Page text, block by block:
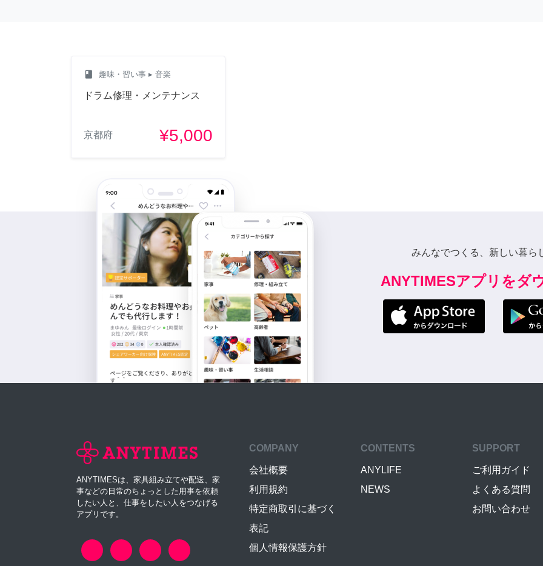
class 趣味・習い事 ▸ 音楽
ドラム修理・メンテナンス
京都府 ¥5,000
みんなでつくる、新しい暮ら
ANYTIMESアプリをダ
ANYTIMESは、家具組み立てや配送、家
事などの日常のちょっとした用事を依頼
したい人と、仕事をしたい人をつなげる
アプリです。
COMPANY
会社概要
利用規約
特定商取引に基づく
表記
個人情報保護方針
CONTENTS
ANYLIFE
NEWS
SUPPORT
ご利用ガイド
よくある質問
お問い合わせ